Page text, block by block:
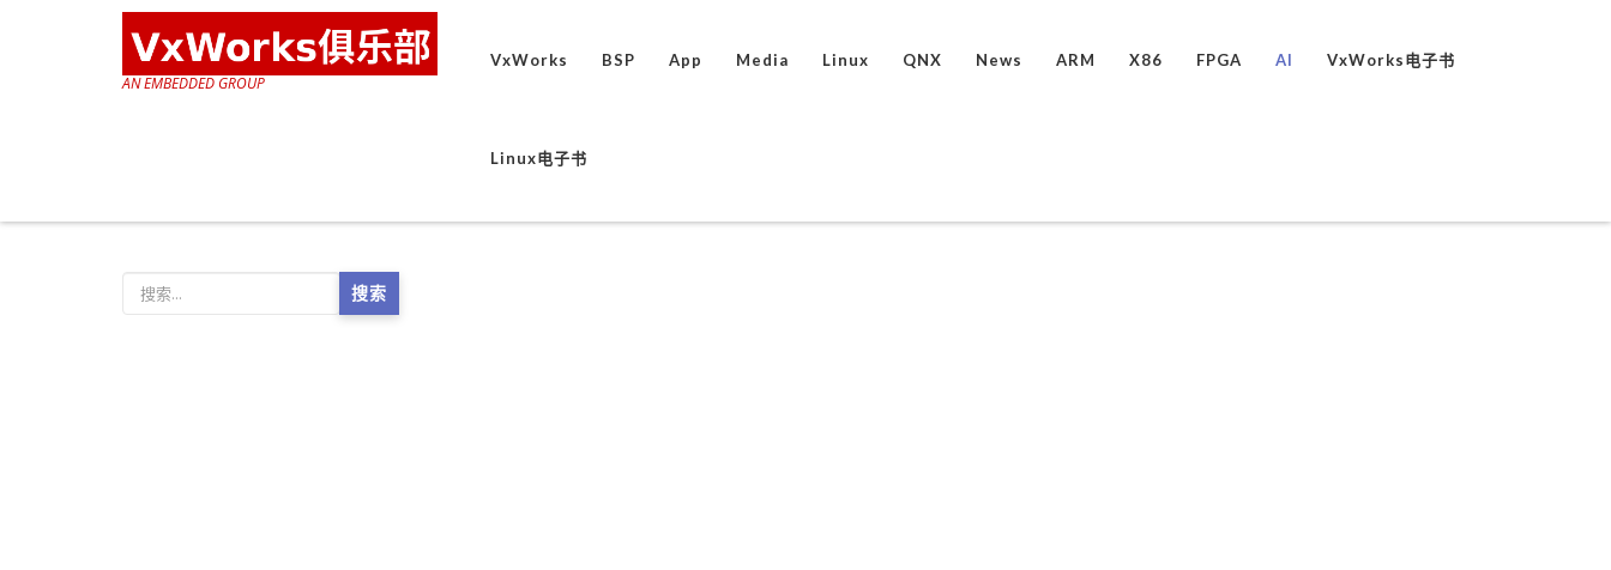
AN EMBEDDED GROUP
VxWorks BSP App Media Linux QNX News ARM X86 FPGA AI VxWorks电子书
Linux电子书
搜索